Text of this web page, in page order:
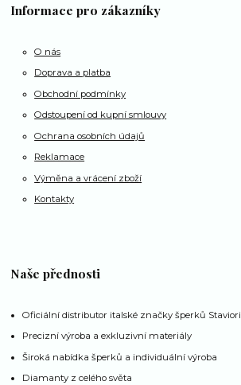
Informace pro zákazníky
O nás
Doprava a platba
Obchodní podmínky
Odstoupení od kupní smlouvy
Ochrana osobních údajů
Reklamace
Výměna a vrácení zboží
Kontakty
Naše přednosti
Oficiální distributor italské značky šperků Staviori
Precizní výroba a exkluzivní materiály
Široká nabídka šperků a individuální výroba
Diamanty z celého světa